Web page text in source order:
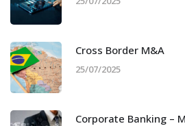
Cross Border M&A
25/07/2025
Corporate Banking –